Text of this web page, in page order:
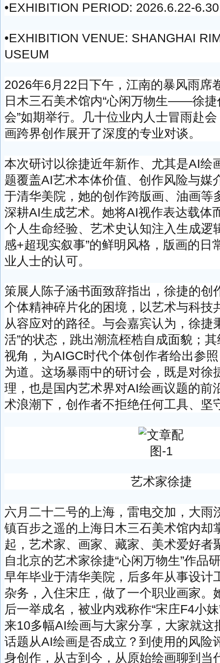
•EXHIBITION PERIOD: 2026.6.22-6.30
•EXHIBITION VENUE: SHANGHAI
USEUM
2026年6月22日下午，江南的暴风雨席
日木三石美术馆内“心闲万物生——徐
会”如期举行。几十位业内人士冒雨赴
画跨界创作展开了深度的专业对谈。
本次研讨以徐捷近年新作、尤其是AI绘
题覆盖AI艺术本体价值、创作风险与媒
于清华美院，她的创作跨版画、油画等
深耕AI生成艺术。她将AI视作表达载体
个人生命经验、艺术史认知注入生成逻
感+超现实叙事”的鲜明风格，版画的日
业人士的认可。
策展人陈子涵书面致辞指出，徐捷的创
个体精神碎片化的困境，以艺术与科技
从容应对的路径。与会嘉宾认为，徐捷
活”的状态，跳出潮流桎梏自成面貌；
视角，为AIGC时代个体创作者给出参
为道。这场暴雨中的研讨会，既是对徐
理，也是国内艺术界对AI绘画议题的前
术浪潮下，创作者不拒绝任何工具、坚
艺术家徐捷
六月二十二号的上海，雷电交加，大雨
镇百步之遥的上海日木三石美术馆内却
起，艺术家、画家、藏家、美术爱好者
自北京的艺术家徐捷“心闲万物生”作品
早年毕业于清华美院，后多年从事设计
杂务，入住宋庄，做了一个职业画家。
后一举成名，被业内戏称作“宋庄F4小
来10多幅AI绘画与大家分享，大家就这
话题从AI绘画是否成立？到使用的风险
身创作，从古到今，从原始绘画聊到当